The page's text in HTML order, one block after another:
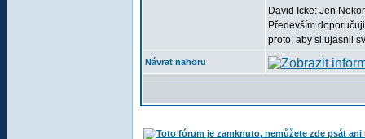
David Icke: Jen
Především
proto, aby si ujasnil
Návrat nahoru